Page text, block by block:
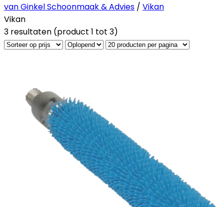
van Ginkel Schoonmaak & Advies / Vikan
Vikan
3 resultaten (product 1 tot 3)